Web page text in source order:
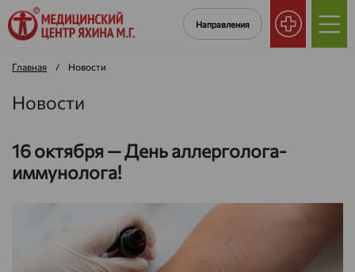
Направления
Главная / Новости
Новости
16 октября — День аллерголога-
иммунолога!